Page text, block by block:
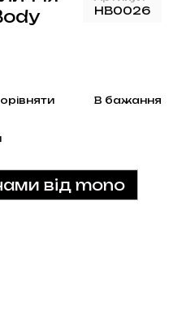
HB0026
В бажання
від mono